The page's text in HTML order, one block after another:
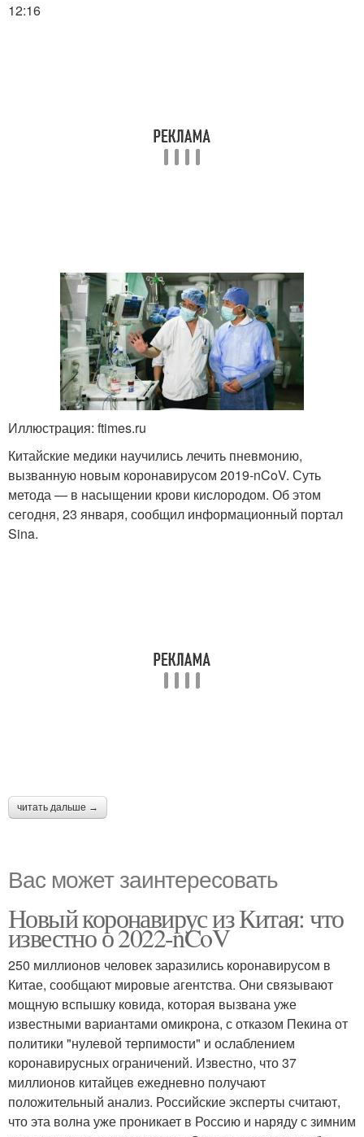
12:16
Иллюстрация: ftimes.ru
Китайские медики научились лечить пневмонию,
вызванную новым коронавирусом 2019-nCoV. Суть
метода — в насыщении крови кислородом. Об этом
сегодня, 23 января, сообщил информационный портал
Sina.
читать дальше →
Вас может заинтересовать
Новый коронавирус из Китая: что
известно о 2022-nCoV
250 миллионов человек заразились коронавирусом в
Китае, сообщают мировые агентства. Они связывают
мощную вспышку ковида, которая вызвана уже
известными вариантами омикрона, с отказом Пекина от
политики "нулевой терпимости" и ослаблением
коронавирусных ограничений. Известно, что 37
миллионов китайцев ежедневно получают
положительный анализ. Российские эксперты считают,
что эта волна уже проникает в Россию и наряду с зимним